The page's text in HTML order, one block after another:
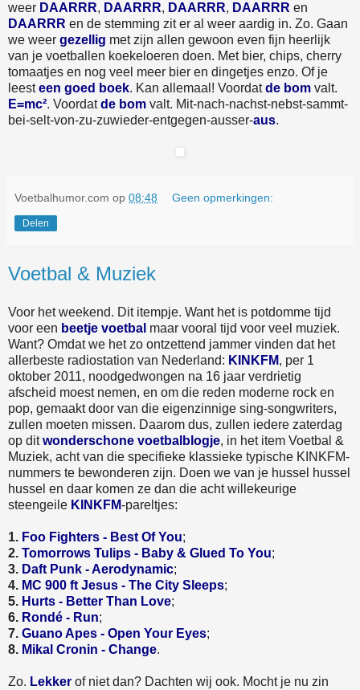
weer DAARRR, DAARRR, DAARRR, DAARRR en
DAARRR en de stemming zit er al weer aardig in. Zo. Gaan
we weer gezellig met zijn allen gewoon even fijn heerlijk
van je voetballen koekeloeren doen. Met bier, chips, cherry
tomaatjes en nog veel meer bier en dingetjes enzo. Of je
leesteen goed boek. Kan allemaal! Voordatde bom valt.
E=mc². Voordatde bom valt. Mit-nach-nachst-nebst-sammt-
bei-selt-von-zu-zuwieder-entgegen-ausser-aus.
Voetbalhumor.com op 08:48 Geen opmerkingen:
Delen
Voetbal & Muziek
Voor het weekend. Dit itempje. Want het is potdomme tijd
voor een beetje voetbal maar vooral tijd voor veel muziek.
Want? Omdat we het zo ontzettend jammer vinden dat het
allerbeste radiostation van Nederland: KINKFM, per 1
oktober 2011, noodgedwongen na 16 jaar verdrietig
afscheid moest nemen, en om die reden moderne rock en
pop, gemaakt door van die eigenzinnige sing-songwriters,
zullen moeten missen. Daarom dus, zullen iedere zaterdag
op ditwonderschone voetbalblogje, in het item Voetbal &
Muziek, acht van die specifieke klassieke typische KINKFM-
nummers te bewonderen zijn. Doen we van je hussel hussel
hussel en daar komen ze dan die acht willekeurige
steengeile KINKFM-pareltjes:
1. Foo Fighters - Best Of You;
2. Tomorrows Tulips - Baby & Glued To You;
3. Daft Punk - Aerodynamic;
4. MC 900 ft Jesus - The City Sleeps;
5. Hurts - Better Than Love;
6. Rondé - Run;
7. Guano Apes - Open Your Eyes;
8. Mikal Cronin - Change.
Zo. Lekker of niet dan? Dachten wij ook. Mocht je nu zin